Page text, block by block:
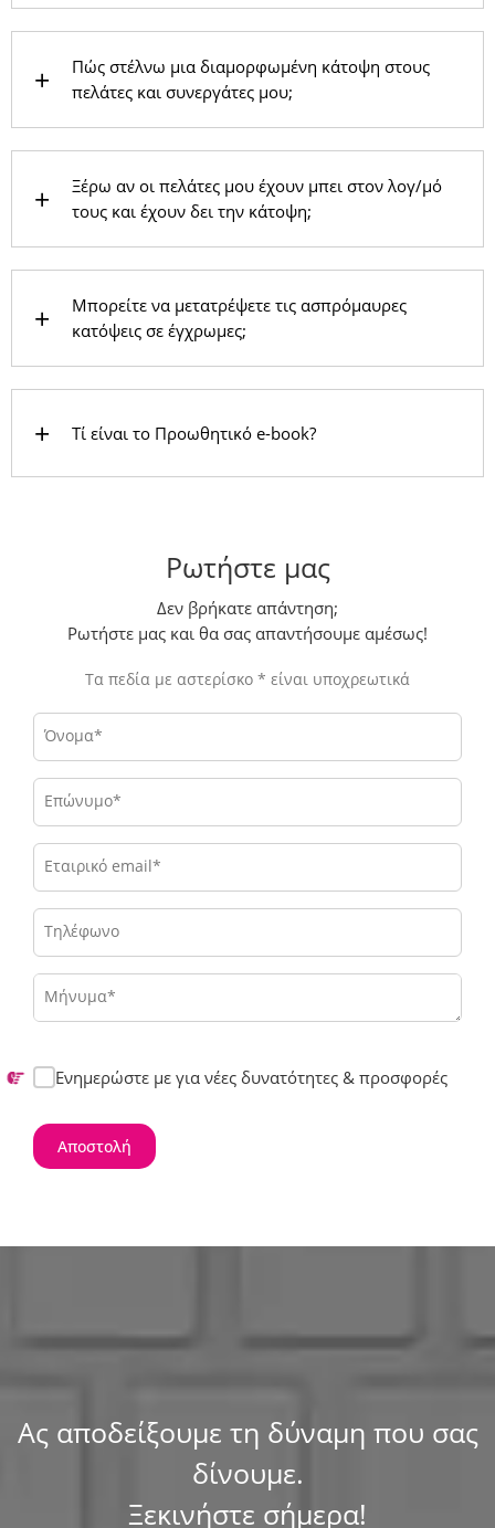
Πώς στέλνω μια διαμορφωμένη κάτοψη στους
πελάτες και συνεργάτες μου;
Ξέρω αν οι πελάτες μου έχουν μπει στον λογ/μό
τους και έχουν δει την κάτοψη;
Μπορείτε να μετατρέψετε τις ασπρόμαυρες
κατόψεις σε έγχρωμες;
Τί είναι το Προωθητικό e-book?
Ρωτήστε μας
Δεν βρήκατε απάντηση;
Ρωτήστε μας και θα σας απαντήσουμε αμέσως!
Τα πεδία με αστερίσκο * είναι υποχρεωτικά
Όνομα*
Επώνυμο*
Εταιρικό email*
Τηλέφωνο
Μήνυμα*
Ενημερώστε με για νέες δυνατότητες & προσφορές
Ας αποδείξουμε τη δύναμη που σας
δίνουμε.
Ξεκινήστε σήμερα!